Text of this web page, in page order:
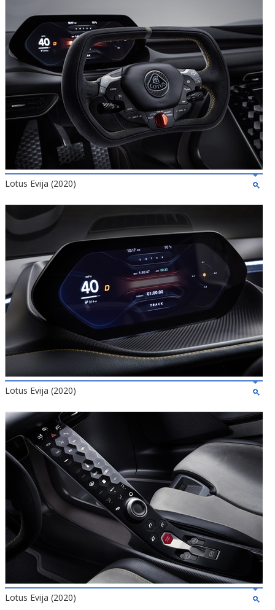
Lotus Evija (2020)
Lotus Evija (2020)
Lotus Evija (2020)